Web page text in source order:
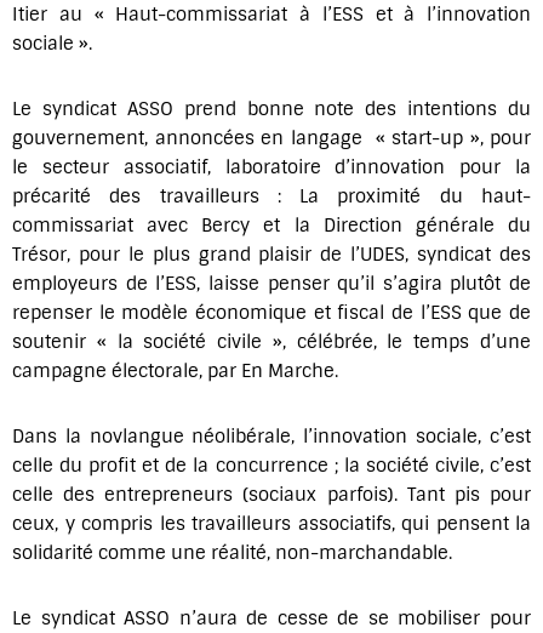
Itier au « Haut-commissariat à l’ESS et à l’innovation
sociale ».
Le syndicat ASSO prend bonne note des intentions du
gouvernement, annoncées en langage « start-up », pour
le secteur associatif, laboratoire d’innovation pour la
précarité des travailleurs : La proximité du haut-
commissariat avec Bercy et la Direction générale du
Trésor, pour le plus grand plaisir de l’UDES, syndicat des
employeurs de l’ESS, laisse penser qu’il s’agira plutôt de
repenser le modèle économique et fiscal de l’ESS que de
soutenir « la société civile », célébrée, le temps d’une
campagne électorale, par En Marche.
Dans la novlangue néolibérale, l’innovation sociale, c’est
celle du profit et de la concurrence ; la société civile, c’est
celle des entrepreneurs (sociaux parfois). Tant pis pour
ceux, y compris les travailleurs associatifs, qui pensent la
solidarité comme une réalité, non-marchandable.
Le syndicat ASSO n’aura de cesse de se mobiliser pour